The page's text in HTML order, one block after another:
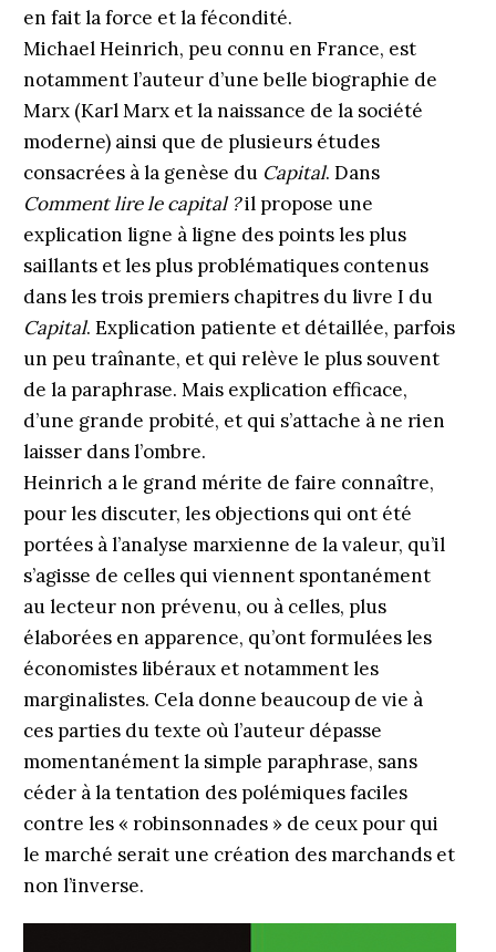
en fait la force et la fécondité.
Michael Heinrich, peu connu en France, est
notamment l’auteur d’une belle biographie de
Marx (Karl Marx et la naissance de la société
moderne) ainsi que de plusieurs études
consacrées à la genèse du Capital. Dans
Comment lire le capital ?il propose une
explication ligne à ligne des points les plus
saillants et les plus problématiques contenus
dans les trois premiers chapitres du livre I du
Capital. Explication patiente et détaillée, parfois
un peu traînante, et qui relève le plus souvent
de la paraphrase. Mais explication efficace,
d’une grande probité, et qui s’attache à ne rien
laisser dans l’ombre.
Heinrich a le grand mérite de faire connaître,
pour les discuter, les objections qui ont été
portées à l’analyse marxienne de la valeur, qu’il
s’agisse de celles qui viennent spontanément
au lecteur non prévenu, ou à celles, plus
élaborées en apparence, qu’ont formulées les
économistes libéraux et notamment les
marginalistes. Cela donne beaucoup de vie à
ces parties du texte où l’auteur dépasse
momentanément la simple paraphrase, sans
céder à la tentation des polémiques faciles
contre les « robinsonnades » de ceux pour qui
le marché serait une création des marchands et
non l’inverse.